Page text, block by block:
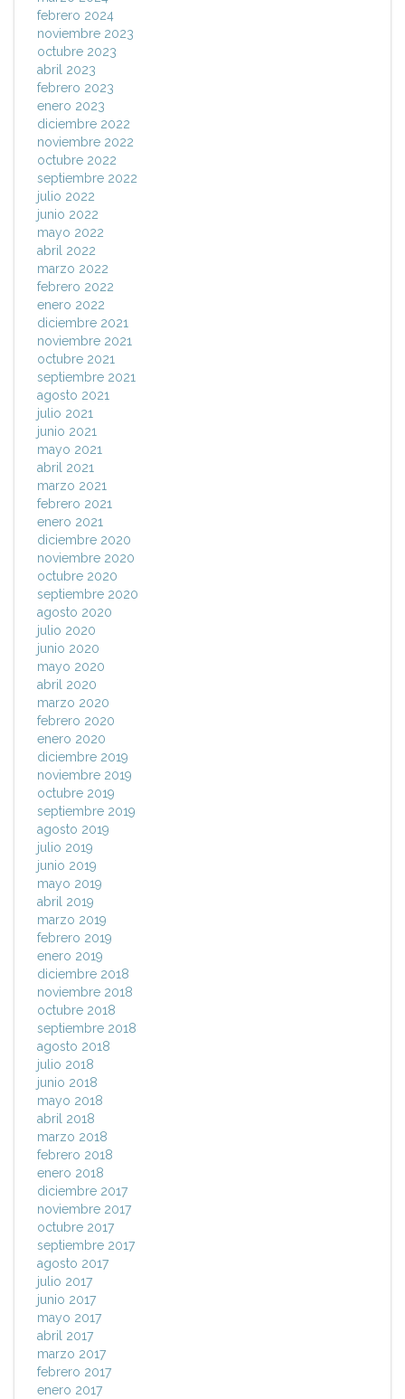
febrero 2024
noviembre 2023
octubre 2023
abril 2023
febrero 2023
enero 2023
diciembre 2022
noviembre 2022
octubre 2022
septiembre 2022
julio 2022
junio 2022
mayo 2022
abril 2022
marzo 2022
febrero 2022
enero 2022
diciembre 2021
noviembre 2021
octubre 2021
septiembre 2021
agosto 2021
julio 2021
junio 2021
mayo 2021
abril 2021
marzo 2021
febrero 2021
enero 2021
diciembre 2020
noviembre 2020
octubre 2020
septiembre 2020
agosto 2020
julio 2020
junio 2020
mayo 2020
abril 2020
marzo 2020
febrero 2020
enero 2020
diciembre 2019
noviembre 2019
octubre 2019
septiembre 2019
agosto 2019
julio 2019
junio 2019
mayo 2019
abril 2019
marzo 2019
febrero 2019
enero 2019
diciembre 2018
noviembre 2018
octubre 2018
septiembre 2018
agosto 2018
julio 2018
junio 2018
mayo 2018
abril 2018
marzo 2018
febrero 2018
enero 2018
diciembre 2017
noviembre 2017
octubre 2017
septiembre 2017
agosto 2017
julio 2017
junio 2017
mayo 2017
abril 2017
marzo 2017
febrero 2017
enero 2017